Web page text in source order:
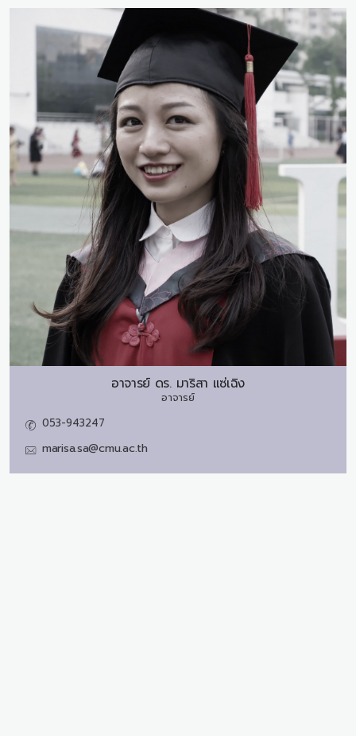
อาจารย์ ดร. มาริสา แซ่เฉิง
อาจารย์
053-943247
marisa.sa@cmu.ac.th